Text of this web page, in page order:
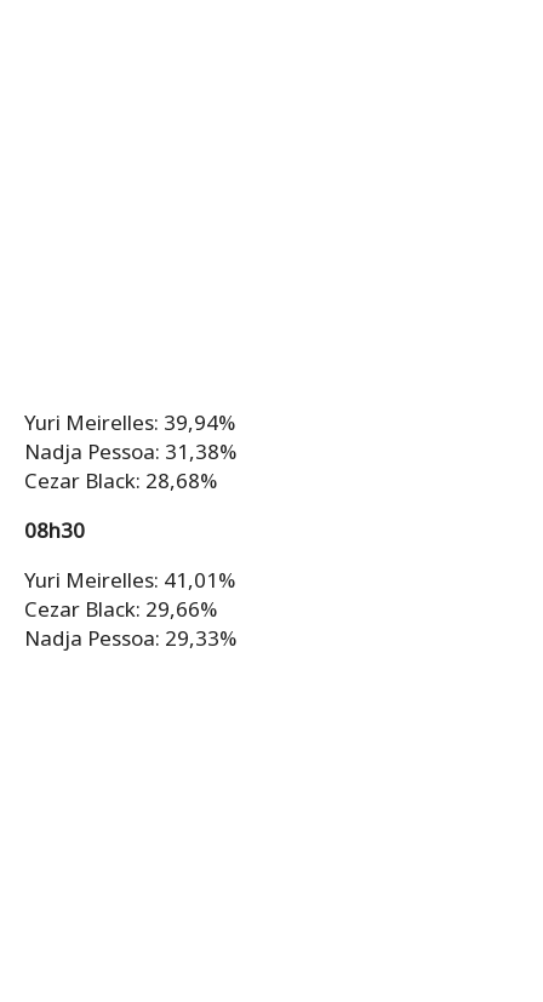
Yuri Meirelles: 39,94%
Nadja Pessoa: 31,38%
Cezar Black: 28,68%
08h30
Yuri Meirelles: 41,01%
Cezar Black: 29,66%
Nadja Pessoa: 29,33%